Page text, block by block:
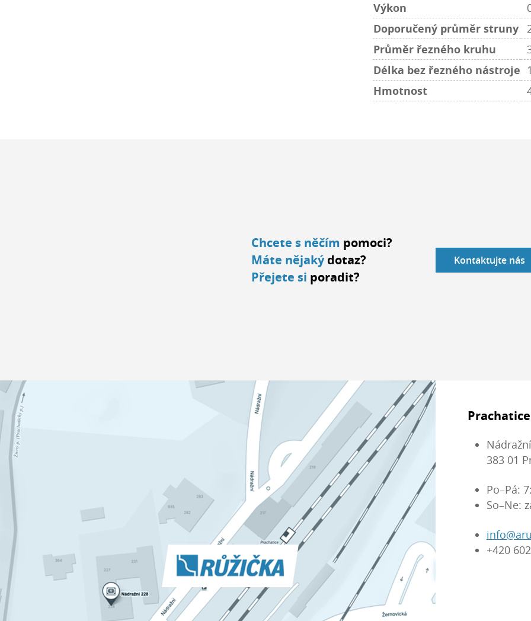
Výkon
Doporučený průměr struny
Průměr řezného kruhu
Délka bez řezného nástroje
Hmotnost
Chcete s něčím pomoci?
Máte nějakýdotaz?
Přejete si poradit?
Kontaktujte nás
Prachatice
383 01
Po–Pá:
So–Ne:
+420